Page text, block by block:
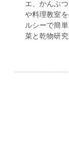
エ、かんぶ
や料理教室
ルシーで簡
菜と乾物研究